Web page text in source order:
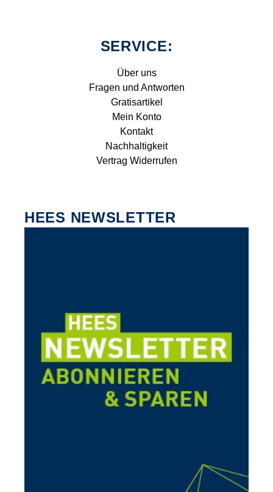
SERVICE:
Über uns
Fragen und Antworten
Gratisartikel
Mein Konto
Kontakt
Nachhaltigkeit
Vertrag Widerrufen
HEES NEWSLETTER